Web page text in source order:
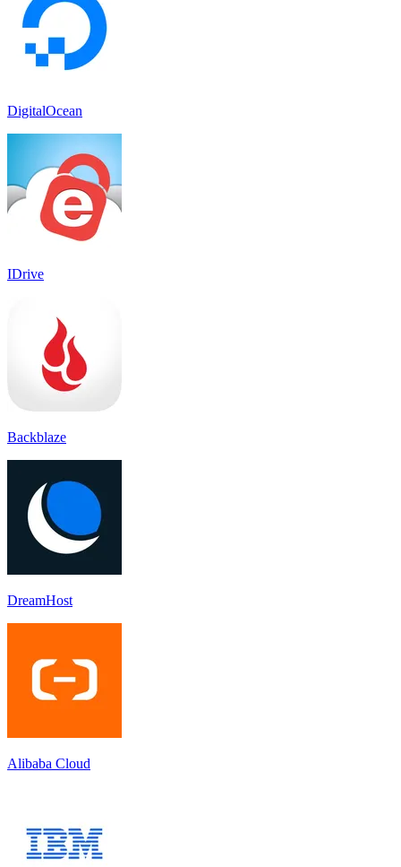
DigitalOcean
IDrive
Backblaze
DreamHost
Alibaba Cloud